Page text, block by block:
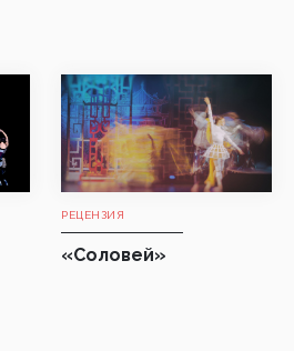
РЕЦЕНЗИЯ
«Соловей»